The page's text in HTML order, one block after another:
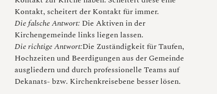
Kontakt, scheitert der Kontakt für immer.
Die falsche Antwort: Die Aktiven in der
Kirchengemeinde links liegen lassen.
Die richtige Antwort:Die Zuständigkeit für Taufen,
Hochzeiten und Beerdigungen aus der Gemeinde
ausgliedern und durch professionelle Teams auf
Dekanats- bzw. Kirchenkreisebene besser lösen.